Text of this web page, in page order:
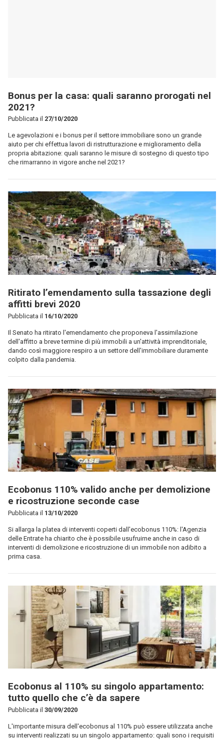
Bonus per la casa: quali saranno prorogati nel
2021?
Pubblicata il 27/10/2020
Le agevolazioni e i bonus per il settore immobiliare sono un grande
aiuto per chi effettua lavori di ristrutturazione e miglioramento della
propria abitazione: quali saranno le misure di sostegno di questo tipo
che rimarranno in vigore anche nel 2021?
Ritirato l’emendamento sulla tassazione degli
affitti brevi 2020
Pubblicata il 16/10/2020
Il Senato ha ritirato l'emendamento che proponeva l'assimilazione
dell'affitto a breve termine di più immobili a un'attività imprenditoriale,
dando così maggiore respiro a un settore dell'immobiliare duramente
colpito dalla pandemia.
Ecobonus 110% valido anche per demolizione
e ricostruzione seconde case
Pubblicata il 13/10/2020
Si allarga la platea di interventi coperti dall'ecobonus 110%: l'Agenzia
delle Entrate ha chiarito che è possibile usufruirne anche in caso di
interventi di demolizione e ricostruzione di un immobile non adibito a
prima casa.
Ecobonus al 110% su singolo appartamento:
tutto quello che c’è da sapere
Pubblicata il 30/09/2020
L'importante misura dell'ecobonus al 110% può essere utilizzata anche
su interventi realizzati su un singolo appartamento: quali sono i requisiti